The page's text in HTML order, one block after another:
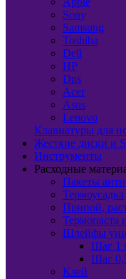
Sony
Samsung
Toshiba
Dell
HP
Dns
Acer
Asus
Lenovo
Клавиатуры для
Жесткие диски и
Инструменты
Расходные
Пакеты
Термоусадка
Припой,
Термопаста
Шлейфы
Шаг 1
Шаг
Клей